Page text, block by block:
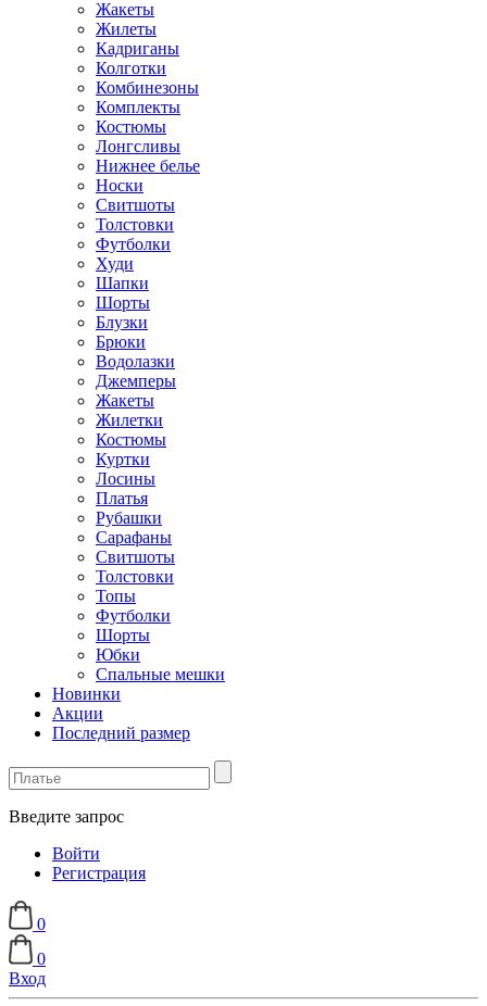
Жакеты
Жилеты
Кадриганы
Колготки
Комбинезоны
Комплекты
Костюмы
Лонгсливы
Нижнее белье
Носки
Свитшоты
Толстовки
Футболки
Худи
Шапки
Шорты
Блузки
Брюки
Водолазки
Джемперы
Жакеты
Жилетки
Костюмы
Куртки
Лосины
Платья
Рубашки
Сарафаны
Свитшоты
Толстовки
Топы
Футболки
Шорты
Юбки
Спальные мешки
Новинки
Акции
Последний размер
Введите запрос
Войти
Регистрация
0
0
Вход